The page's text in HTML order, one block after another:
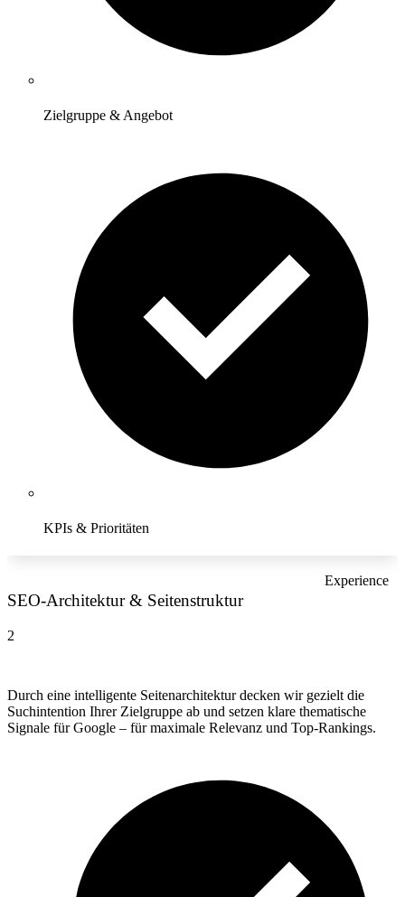
Zielgruppe & Angebot
KPIs & Prioritäten
Experience
SEO-Architektur & Seitenstruktur
2
Durch eine intelligente Seitenarchitektur decken wir gezielt die
Suchintention Ihrer Zielgruppe ab und setzen klare thematische
Signale für Google – für maximale Relevanz und Top-Rankings.